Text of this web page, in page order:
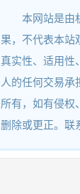
本网站是由
果，不代表本站
真实性、适用性
人的任何交易承
所有，如有侵权
删除或更正。联